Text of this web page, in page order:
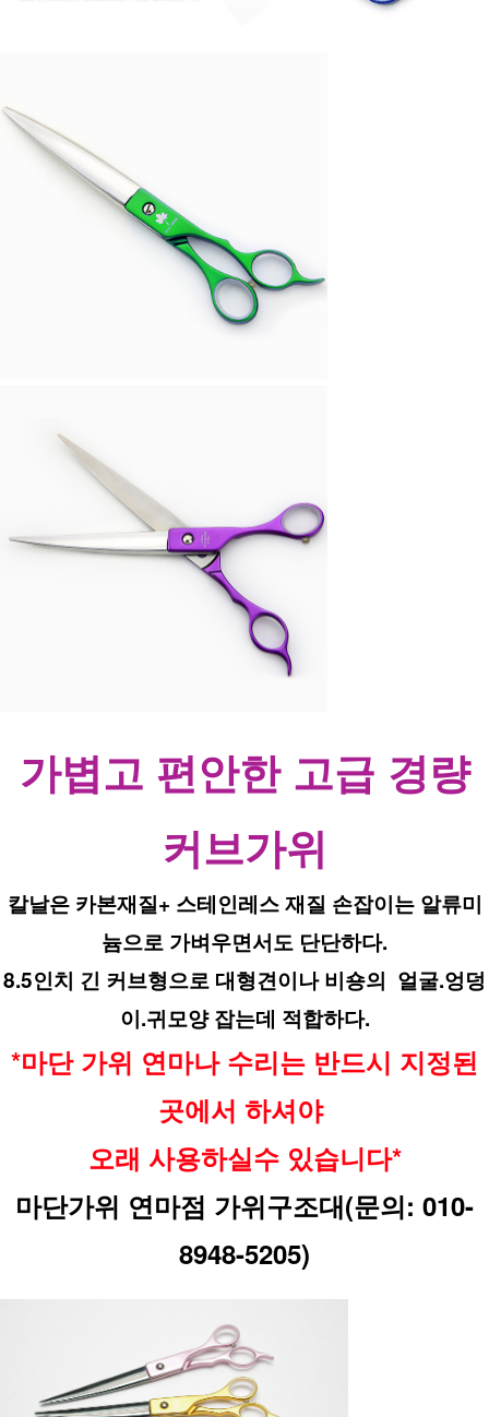
가볍고 편안한 고급 경량
커브가위
칼날은 카본재질+ 스테인레스 재질 손잡이는 알류미
늄으로 가벼우면서도 단단하다.
8.5인치 긴 커브형으로 대형견이나 비숑의  얼굴.엉덩
이.귀모양 잡는데 적합하다.
*마단 가위 연마나 수리는 반드시 지정된
곳에서 하셔야
오래 사용하실수 있습니다*
마단가위 연마점 가위구조대(문의: 010-
8948-5205)